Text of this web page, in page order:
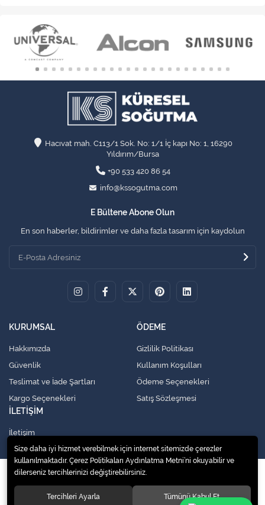
Hacıvat mah. C113/1 Sok. No: 1/1 İç kapı No: 1, 16290
Yıldırım/Bursa
+90 533 420 86 54
info@kssogutma.com
E Bültene Abone Olun
En son haberler, bildirimler ve daha fazla tasarım için kaydolun
KURUMSAL
Hakkımızda
Güvenlik
Teslimat ve İade Şartları
Kargo Seçenekleri
ÖDEME
Gizlilik Politikası
Kullanım Koşulları
Ödeme Seçenekleri
Satış Sözleşmesi
İLETİŞİM
İletişim
© 2020Küresel Soğutma Sistemleri Yedek Parça San. Ve Tic. Ltd. Şti.
Size daha iyi hizmet verebilmek için internet sitemizde çerezler
kullanılmaktadır. Çerez Politikaları Aydınlatma Metni’ni okuyabilir ve
dilerseniz tercihlerinizi değiştirebilirsiniz.
Tercihleri Ayarla Tümünü Kabul Et